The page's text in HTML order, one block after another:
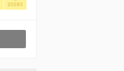
20283